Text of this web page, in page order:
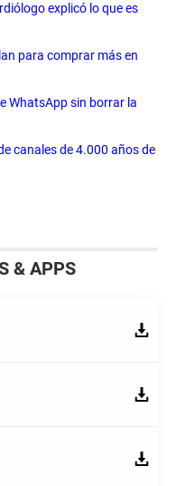
explicó lo que es
para comprar más en
WhatsApp sin borrar la
canales de 4.000 años de
& APPS